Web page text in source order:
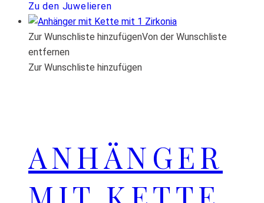
Zu den Juwelieren
Zur Wunschliste hinzufügenVon der Wunschliste
entfernen
Zur Wunschliste hinzufügen
ANHÄNGER